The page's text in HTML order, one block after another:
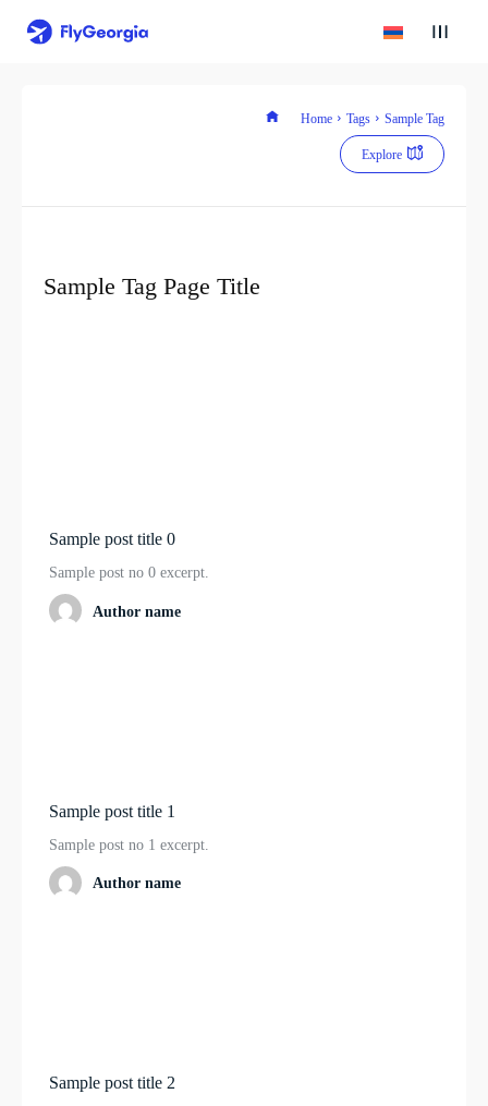
Home Tags Sample Tag
Explore
Sample Tag Page Title
Sample post title 0
Sample post no 0 excerpt.
Author name
Sample post title 1
Sample post no 1 excerpt.
Author name
Sample post title 2